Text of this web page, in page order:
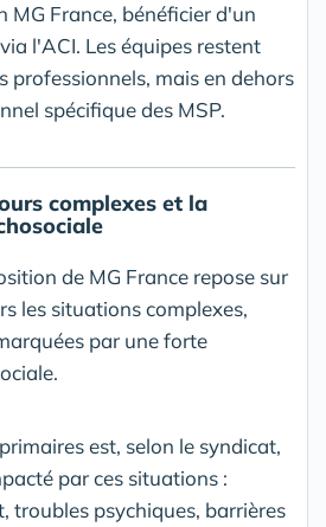
MG France, bénéficier d'un
l'ACI. Les équipes restent
professionnels, mais en dehors
spécifique des MSP.
complexes et la
de MG France repose sur
les situations complexes,
par une forte
est, selon le syndicat,
par ces situations :
troubles psychiques, barrières